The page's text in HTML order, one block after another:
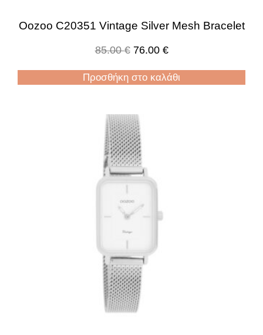
Oozoo C20351 Vintage Silver Mesh Bracelet
85.00€ 76.00 €
Προσθήκη στο καλάθι